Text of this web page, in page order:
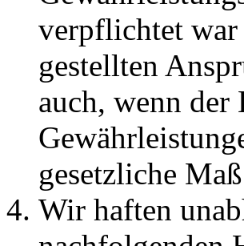
verpflichtet war
gestellten
auch, wenn der
gesetzliche
Wir haften